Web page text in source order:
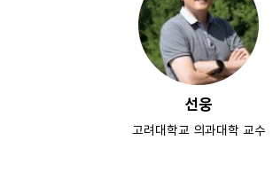
선웅
고려대학교 의과대학 교수